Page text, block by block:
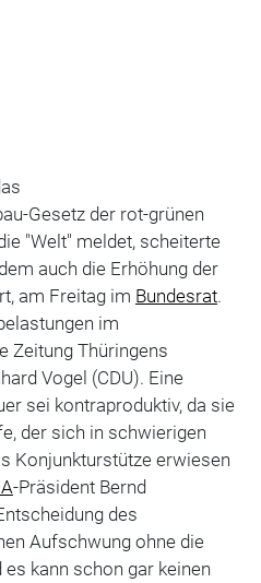
Gesetz der rot-grünen
"Welt" meldet, scheiterte
auch die Erhöhung der
am Freitag im Bundesrat.
im
Zeitung Thüringens
Vogel (CDU). Eine
sei kontraproduktiv, da sie
der sich in schwierigen
Konjunkturstütze erwiesen
-Präsident Bernd
des
Aufschwung ohne die
kann schon gar keinen